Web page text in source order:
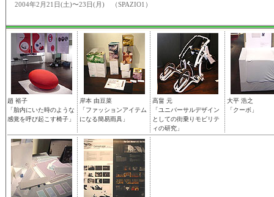
2004年2月21日(土)〜23日(月) （SPAZIO1）
趙 裕子
「胎内にいた時のような
感覚を呼び起こす椅子」
岸本 由豆菜
「ファッションアイテム
になる簡易雨具」
高畠 元
「ユニバーサルデザイン
としての街乗りモビリテ
ィの研究」
大平 浩之
「クーボ」